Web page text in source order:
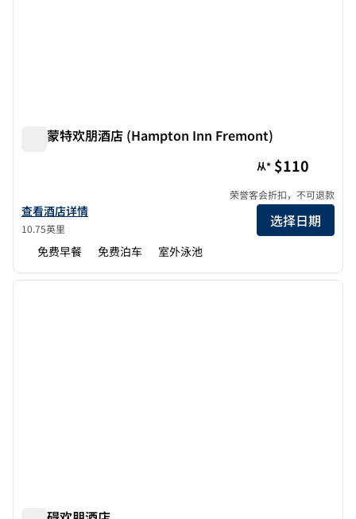
弗里蒙特欢朋酒店 (Hampton Inn Fremont)
查看欢朋弗里蒙特的酒店详情
查看酒店详情
10.75英里
从* $110
荣誉客会折扣，不可退款
选择日期
免费早餐 免费泊车 室外泳池
1/11
1/11
下一